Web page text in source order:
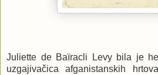
Juliette de Baïracli Levy bila je
uzgajivačica afganistanskih